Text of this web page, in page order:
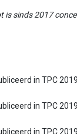
is sinds 2017
in TPC
in TPC
in TPC